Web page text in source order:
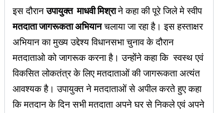
इस दौरानउपायुक्त माधवी मिश्राने कहा की पूरे जिले मे स्वीप
मतदाता जागरूकता अभियानचलाया जा रहा है। इस हस्ताक्षर
अभियान का मुख्य उद्देश्य विधानसभा चुनाव के दौरान
मतदाताओ को जागरूक करना है। उन्होंने कहा कि स्वस्थ एवं
विकसित लोकतंत्र के लिए मतदाताओं की जागरूकता अत्यंत
आवश्यक है। उपायुक्त ने मतदाताओं से अपील करते हुए कहा
कि मतदान के दिन सभी मतदाता अपने घर से निकले एवं अपने